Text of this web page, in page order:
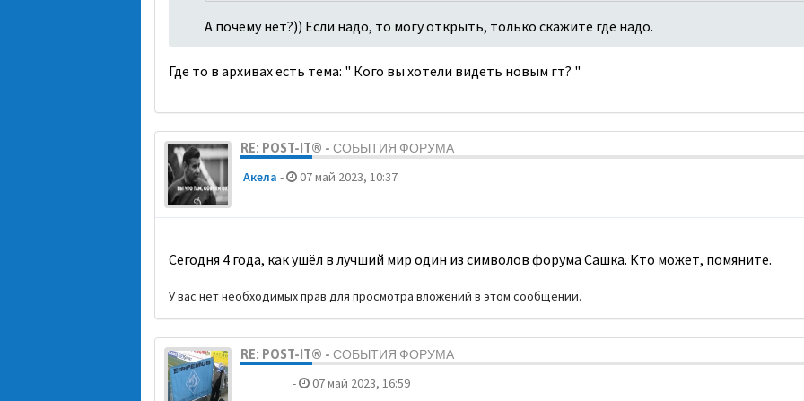
А почему нет?)) Если надо, то могу открыть, только скажите где надо.
Где то в архивах есть тема: " Кого вы хотели видеть новым гт? "
RE: POST-IT® - СОБЫТИЯ ФОРУМА
Акела - 07 май 2023, 10:37
Сегодня 4 года, как ушёл в лучший мир один из символов форума Сашка. Кто может, помяните.
У вас нет необходимых прав для просмотра вложений в этом сообщении.
RE: POST-IT® - СОБЫТИЯ ФОРУМА
- 07 май 2023, 16:59